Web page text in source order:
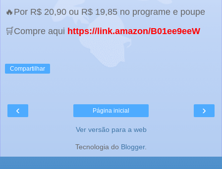
🔥Por R$ 20,90 ou R$ 19,85 no programe e poupe
🛒Compre aqui https://link.amazon/B01ee9eeW
Compartilhar
‹ ›
Página inicial
Ver versão para a web
Tecnologia do Blogger.